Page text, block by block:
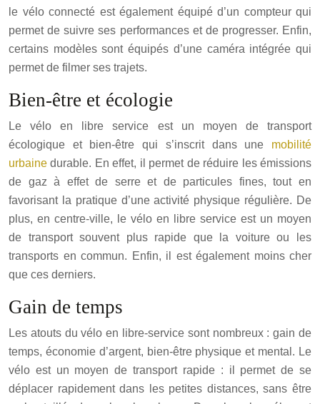
le vélo connecté est également équipé d’un compteur qui
permet de suivre ses performances et de progresser. Enfin,
certains modèles sont équipés d’une caméra intégrée qui
permet de filmer ses trajets.
Bien-être et écologie
Le vélo en libre service est un moyen de transport
écologique et bien-être qui s’inscrit dans une mobilité
urbaine durable. En effet, il permet de réduire les émissions
de gaz à effet de serre et de particules fines, tout en
favorisant la pratique d’une activité physique régulière. De
plus, en centre-ville, le vélo en libre service est un moyen
de transport souvent plus rapide que la voiture ou les
transports en commun. Enfin, il est également moins cher
que ces derniers.
Gain de temps
Les atouts du vélo en libre-service sont nombreux : gain de
temps, économie d’argent, bien-être physique et mental. Le
vélo est un moyen de transport rapide : il permet de se
déplacer rapidement dans les petites distances, sans être